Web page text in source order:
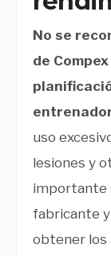
No se
de
uso
lesiones y
importante
fabricante
obtener los